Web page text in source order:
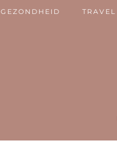
GEZONDHEID TRAVEL